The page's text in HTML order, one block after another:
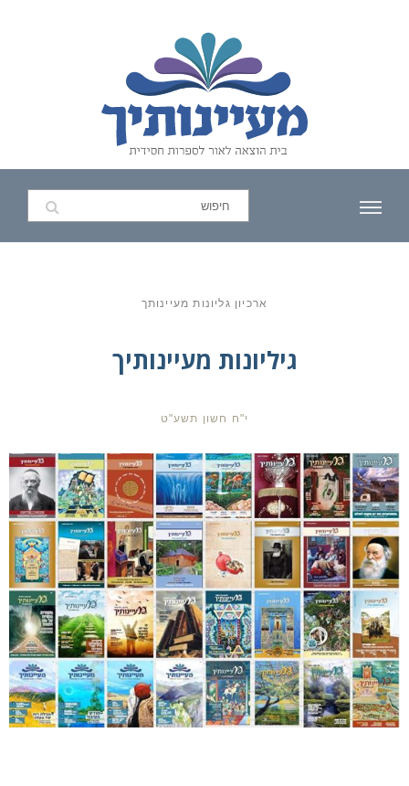
ארכיון גליונות מעיינותך
גיליונות מעיינותיך
י"ח חשון תשע"ט